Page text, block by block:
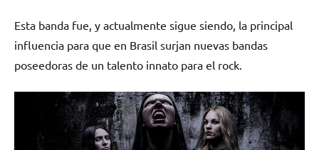
Esta banda fue, y actualmente sigue siendo, la principal
influencia para que en Brasil surjan nuevas bandas
poseedoras de un talento innato para el rock.